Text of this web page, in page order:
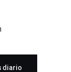
diario